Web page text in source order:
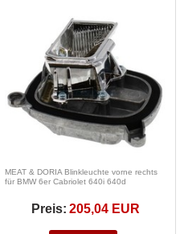
MEAT & DORIA Blinkleuchte vorne rechts
für BMW 6er Cabriolet 640i 640d
Preis: 205,04 EUR